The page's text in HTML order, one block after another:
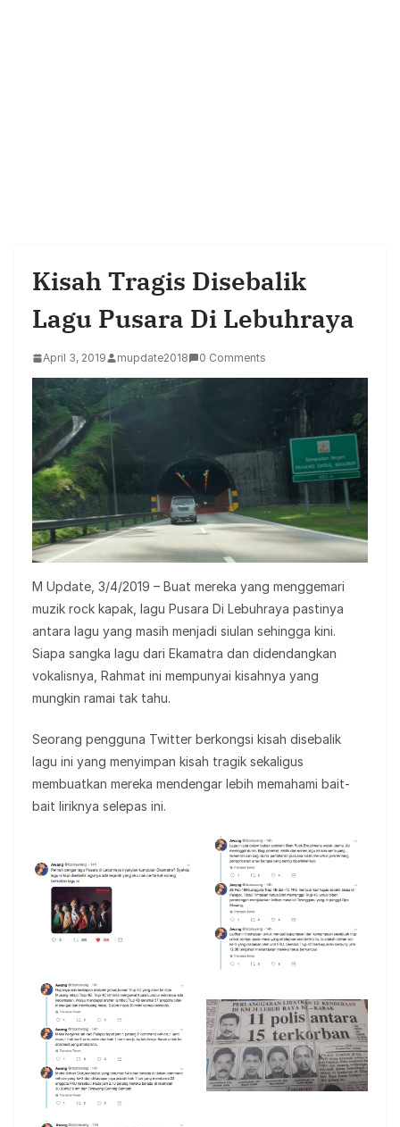
Kisah Tragis Disebalik
Lagu Pusara Di Lebuhraya
April 3, 2019 mupdate2018 0 Comments
M Update, 3/4/2019 – Buat mereka yang menggemari
muzik rock kapak, lagu Pusara Di Lebuhraya pastinya
antara lagu yang masih menjadi siulan sehingga kini.
Siapa sangka lagu dari Ekamatra dan didendangkan
vokalisnya, Rahmat ini mempunyai kisahnya yang
mungkin ramai tak tahu.
Seorang pengguna Twitter berkongsi kisah disebalik
lagu ini yang menyimpan kisah tragik sekaligus
membuatkan mereka mendengar lebih memahami bait-
bait liriknya selepas ini.